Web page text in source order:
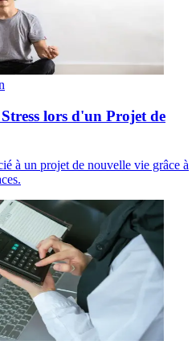
lors d'un Projet de
à un projet de nouvelle vie grâce à